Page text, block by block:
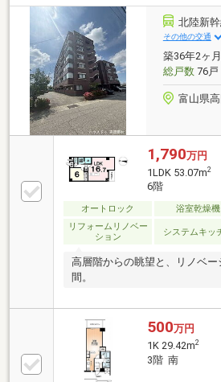
北陸新
その他の交通
築36年2ヶ
総戸数76戸
富山県
1,790万円
1LDK 53.07m2
6階
オートロック 浴室乾燥機
リフォームリノベー
ション
システムキッ
高層階からの眺望と、リノベ
間。
500万円
1K 29.42m2
3階 南